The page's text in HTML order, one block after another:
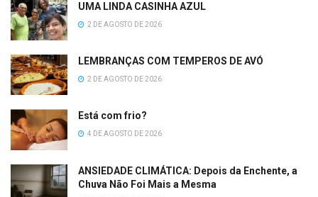
UMA LINDA CASINHA AZUL
2 DE AGOSTO DE 2026
LEMBRANÇAS COM TEMPEROS DE AVÓ
2 DE AGOSTO DE 2026
Está com frio?
4 DE AGOSTO DE 2026
ANSIEDADE CLIMÁTICA: Depois da Enchente, a
Chuva Não Foi Mais a Mesma